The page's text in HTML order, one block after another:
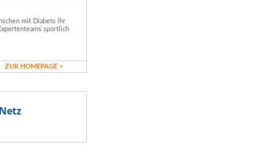
mit Diabets ihr
sportlich
ZUR HOMEPAGE >